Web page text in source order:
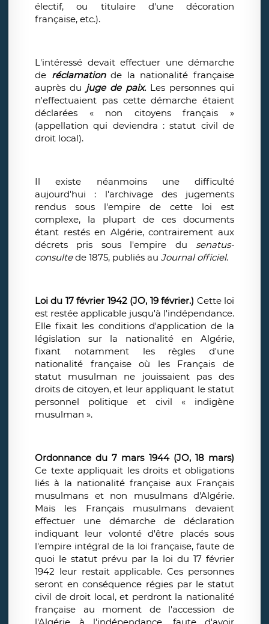
électif, ou titulaire d'une décoration
française, etc.).
L'intéressé devait effectuer une démarche
de réclamationde la nationalité française
auprès du juge de paix.Les personnes qui
n'effectuaient pas cette démarche étaient
déclarées « non citoyens français »
(appellation qui deviendra : statut civil de
droit local).
Il existe néanmoins une difficulté
aujourd'hui : l'archivage des jugements
rendus sous l'empire de cette loi est
complexe, la plupart de ces documents
étant restés en Algérie, contrairement aux
décrets pris sous l'empire du senatus-
consultede 1875, publiés au Journal officiel.
Loi du 17 février 1942 (JO, 19 février.) Cette loi
est restée applicable jusqu'à l'indépendance.
Elle fixait les conditions d'application de la
législation sur la nationalité en Algérie,
fixant notamment les règles d'une
nationalité française où les Français de
statut musulman ne jouissaient pas des
droits de citoyen, et leur appliquant le statut
personnel politique et civil « indigène
musulman ».
Ordonnance du 7 mars 1944 (JO, 18 mars)
Ce texte appliquait les droits et obligations
liés à la nationalité française aux Français
musulmans et non musulmans d'Algérie.
Mais les Français musulmans devaient
effectuer une démarche de déclaration
indiquant leur volonté d'être placés sous
l'empire intégral de la loi française, faute de
quoi le statut prévu par la loi du 17 février
1942 leur restait applicable. Ces personnes
seront en conséquence régies par le statut
civil de droit local, et perdront la nationalité
française au moment de l'accession de